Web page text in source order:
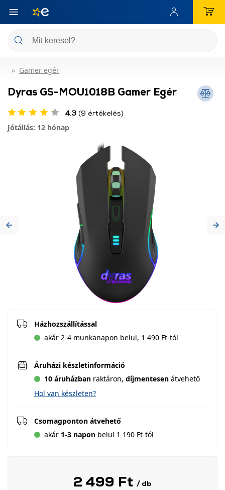
Gamer egér
Dyras GS-MOU1018B Gamer Egér
4.3 (9 értékelés)
Jótállás: 12 hónap
Previous
Házhozszállítással
akár 2-4 munkanapon belül, 1 490 Ft-tól
Áruházi készletinformáció
10 áruházban raktáron, díjmentesen átvehető
Hol van készleten?
Csomagponton átvehető
akár 1-3 napon belül 1 190 Ft-tól
2 499 Ft / db